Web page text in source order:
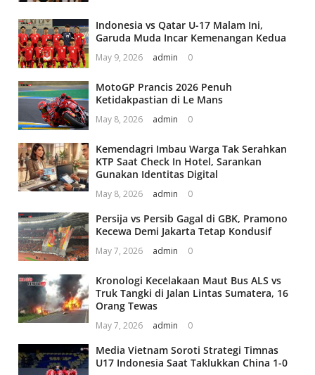
Indonesia vs Qatar U-17 Malam Ini,
Garuda Muda Incar Kemenangan Kedua
May 9, 2026 admin 0
MotoGP Prancis 2026 Penuh
Ketidakpastian di Le Mans
May 8, 2026 admin 0
Kemendagri Imbau Warga Tak Serahkan
KTP Saat Check In Hotel, Sarankan
Gunakan Identitas Digital
May 8, 2026 admin 0
Persija vs Persib Gagal di GBK, Pramono
Kecewa Demi Jakarta Tetap Kondusif
May 7, 2026 admin 0
Kronologi Kecelakaan Maut Bus ALS vs
Truk Tangki di Jalan Lintas Sumatera, 16
Orang Tewas
May 7, 2026 admin 0
Media Vietnam Soroti Strategi Timnas
U17 Indonesia Saat Taklukkan China 1-0